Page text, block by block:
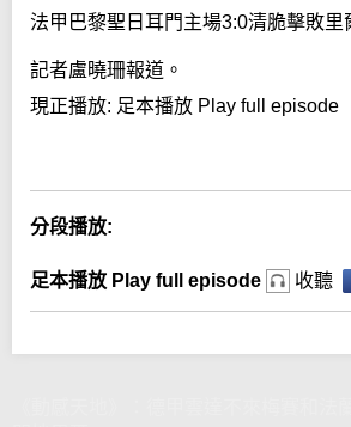
法甲巴黎聖日耳門主場3:0清脆擊敗里
記者盧曉珊報道。
現正播放: 足本播放 Play full episode
分段播放:
足本播放 Play full episode 收聽